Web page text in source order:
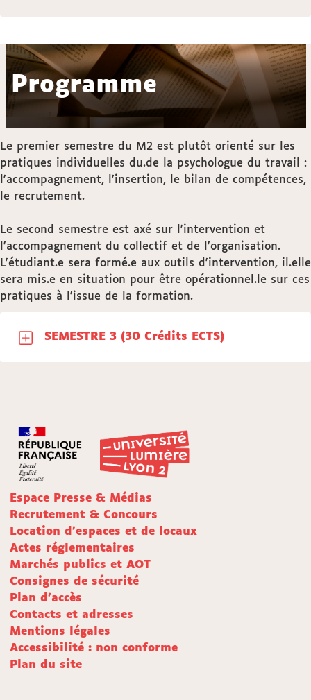
Programme
Le premier semestre du M2 est plutôt orienté sur les
pratiques individuelles du.de la psychologue du travail :
l'accompagnement, l'insertion, le bilan de compétences,
le recrutement.
Le second semestre est axé sur l'intervention et
l'accompagnement du collectif et de l'organisation.
L'étudiant.e sera formé.e aux outils d'intervention, il.elle
sera mis.e en situation pour être opérationnel.le sur ces
pratiques à l'issue de la formation.
SEMESTRE 3 (30 Crédits ECTS)
Espace Presse & Médias
Recrutement & Concours
Location d'espaces et de locaux
Actes réglementaires
Marchés publics et AOT
Consignes de sécurité
Plan d'accès
Contacts et adresses
Mentions légales
Accessibilité : non conforme
Plan du site